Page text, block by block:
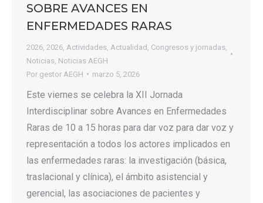
SOBRE AVANCES EN
ENFERMEDADES RARAS
2026 2026 Actividades Actualidad Congresos y jornadas
Noticias Noticias AEGH
Por gestor AEGH marzo 5, 2026
Este viernes se celebra la XII Jornada
Interdisciplinar sobre Avances en Enfermedades
Raras de 10 a 15 horas para dar voz para dar voz y
representación a todos los actores implicados en
las enfermedades raras: la investigación (básica,
traslacional y clínica), el ámbito asistencial y
gerencial, las asociaciones de pacientes y